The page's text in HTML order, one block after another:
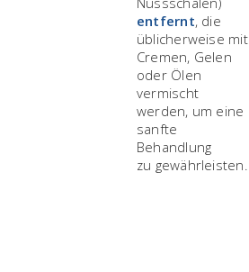
entfernt, die
üblicherweise mit
Cremen, Gelen
oder Ölen
vermischt
werden, um eine
sanfte
Behandlung
zu gewährleisten.